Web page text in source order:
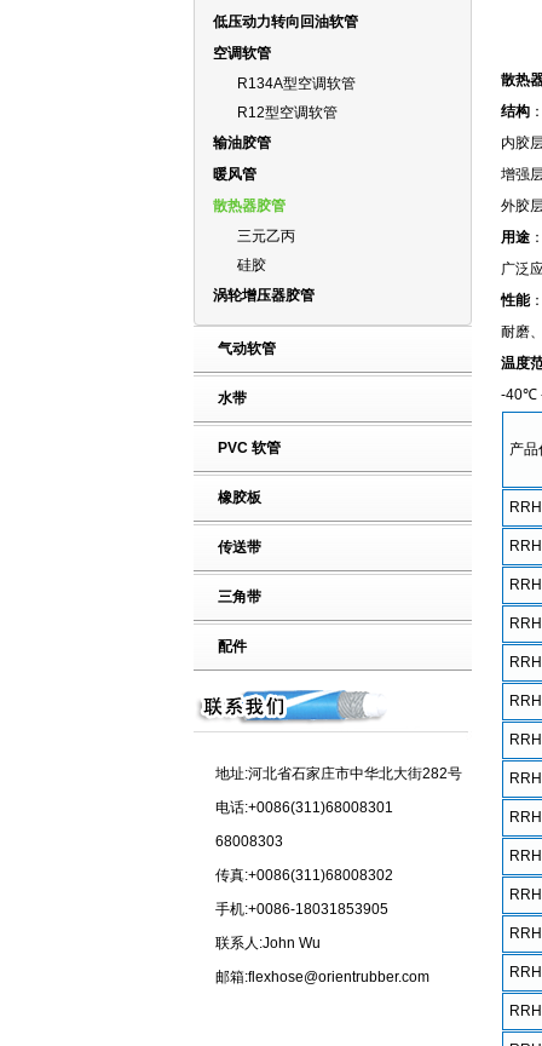
低压动力转向回油软管
空调软管
R134A型空调软管
R12型空调软管
输油胶管
暖风管
散热器胶管
三元乙丙
硅胶
涡轮增压器胶管
气动软管
水带
PVC 软管
橡胶板
传送带
三角带
配件
地址:河北省石家庄市中华北大街282号
电话:+0086(311)68008301
68008303
传真:+0086(311)68008302
手机:+0086-18031853905
联系人:John Wu
邮箱:flexhose@orientrubber.com
散热
结构
内胶
增强
外胶
用途
广泛
性能
耐磨
温度
-40℃
产品